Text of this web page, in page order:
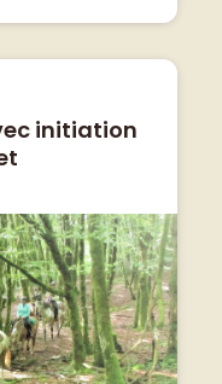
initiation